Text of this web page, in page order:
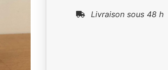
Livraison sous 48 h